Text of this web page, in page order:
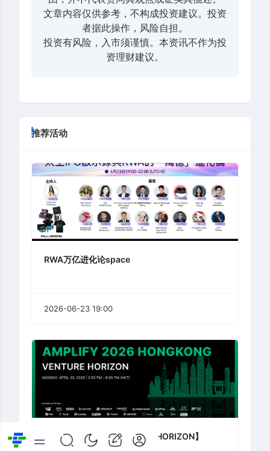
文章内容仅供参考，不构成投资建议。投资
者据此操作，风险自担。
投资有风险，入市须谨慎。本资讯不作为投
资理财建议。
推荐活动
RWA万亿进化论space
2026-06-23 19:00
【Amplify2026—VENTURE HORIZON】